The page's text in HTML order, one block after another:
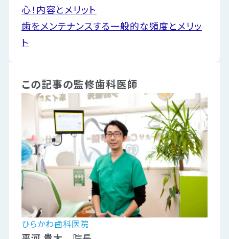
心！内容とメリット
歯をメンテナンスする一般的な頻度とメリッ
ト
この記事の監修歯科医師
ひらかわ歯科医院